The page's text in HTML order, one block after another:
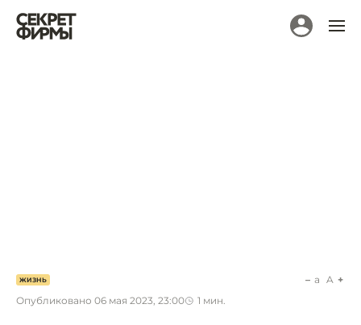
ЖИЗНЬ
Опубликовано 06 мая 2023, 23:00 1 мин.
a A